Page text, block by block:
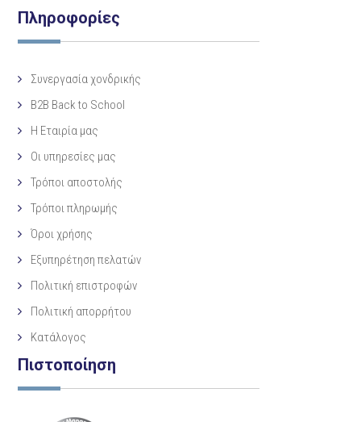
Πληροφορίες
Συνεργασία χονδρικής
B2B Back to School
Η Eταιρία μας
Οι υπηρεσίες μας
Τρόποι αποστολής
Τρόποι πληρωμής
Όροι χρήσης
Εξυπηρέτηση πελατών
Πολιτική επιστροφών
Πολιτική απορρήτου
Κατάλογος
Πιστοποίηση